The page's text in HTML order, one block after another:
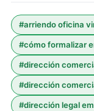
#arriendo oficina
#cómo formalizar
#dirección
#dirección
#dirección legal